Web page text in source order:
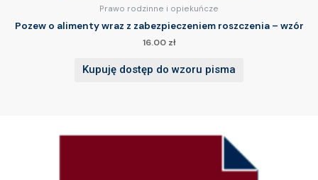
Prawo rodzinne i opiekuńcze
Pozew o alimenty wraz z zabezpieczeniem roszczenia – wzór
16.00 zł
Kupuję dostęp do wzoru pisma